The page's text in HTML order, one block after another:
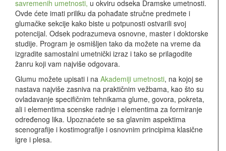
savremenih umetnosti, u okviru odseka Dramske umetnosti.
Ovde ćete imati priliku da pohađate stručne predmete i
glumačke sekcije kako biste u potpunosti ostvarili svoj
potencijal. Odsek podrazumeva osnovne, master i doktorske
studije. Program je osmišljen tako da možete na vreme da
izgradite samostalni umetnički izraz i tako se prilagodite
žanru koji vam najviše odgovara.
Glumu možete upisati i na Akademiji umetnosti, na kojoj se
nastava najviše zasniva na praktičnim vežbama, kao što su
ovladavanje specifičnim tehnikama glume, govora, pokreta,
ali i elementima scenske radnje i elementima za formiranje
određenog lika. Upoznaćete se sa glavnim aspektima
scenografije i kostimografije i osnovnim principima klasične
igre i plesa.